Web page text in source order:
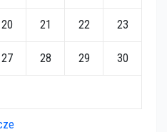
20 21 22 23
27 28 29 30